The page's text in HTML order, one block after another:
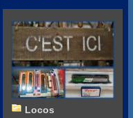
Locos